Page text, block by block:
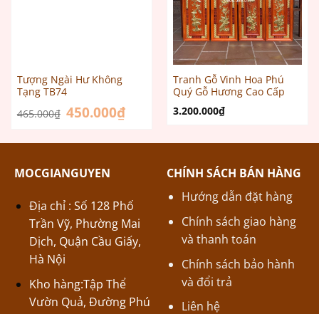
Tượng Ngài Hư Không
Tạng TB74
465.000₫ Giá
gốc
450.000₫Giá
hiện
450.000₫.
Tranh Gỗ Vinh Hoa Phú
Quý Gỗ Hương Cao Cấp
3.200.000₫
MOCGIANGUYEN
Địa chỉ : Số 128 Phố
Trần Vỹ, Phường Mai
Dịch, Quận Cầu Giấy,
Hà Nội
Kho hàng:Tập Thể
Vườn Quả, Đường Phú
CHÍNH SÁCH BÁN HÀNG
Hướng dẫn đặt hàng
Chính sách giao hàng
và thanh toán
Chính sách bảo hành
và đổi trả
Liên hệ